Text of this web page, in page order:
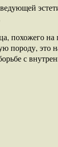
похожего
породу, это
с